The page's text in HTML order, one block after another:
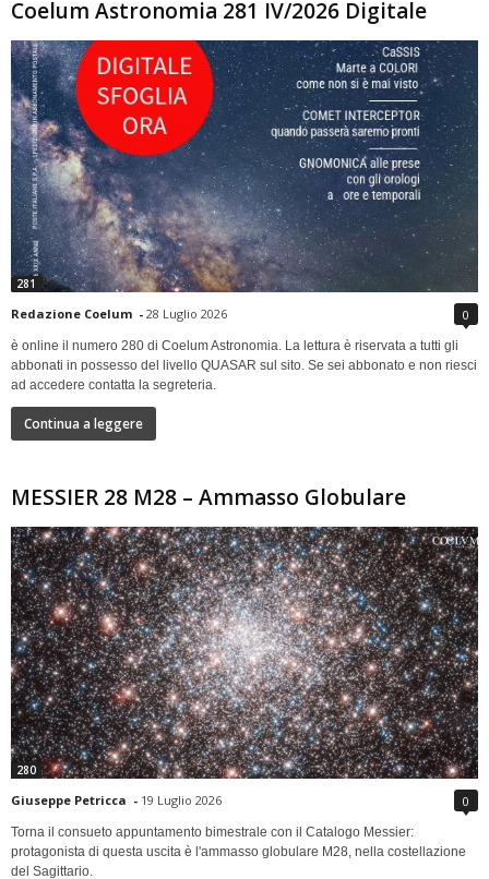
Coelum Astronomia 281 IV/2026 Digitale
281
Redazione Coelum - 28 Luglio 2026 0
è online il numero 280 di Coelum Astronomia. La lettura è riservata a tutti gli
abbonati in possesso del livello QUASAR sul sito. Se sei abbonato e non riesci
ad accedere contatta la segreteria.
Continua a leggere
MESSIER 28 M28 – Ammasso Globulare
280
Giuseppe Petricca - 19 Luglio 2026 0
Torna il consueto appuntamento bimestrale con il Catalogo Messier:
protagonista di questa uscita è l'ammasso globulare M28, nella costellazione
del Sagittario.